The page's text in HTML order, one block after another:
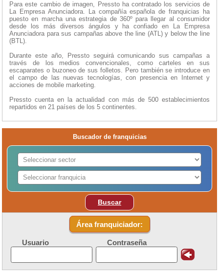
Para este cambio de imagen, Pressto ha contratado los servicios de
La Empresa Anunciadora. La compañía española de franquicias ha
puesto en marcha una estrategia de 360º para llegar al consumidor
desde los más diversos ángulos y ha confiado en La Empresa
Anunciadora para sus campañas above the line (ATL) y below the line
(BTL).
Durante este año, Pressto seguirá comunicando sus campañas a
través de los medios convencionales, como carteles en sus
escaparates o buzoneo de sus folletos. Pero también se introduce en
el campo de las nuevas tecnologías, con presencia en Internet y
acciones de mobile marketing.
Pressto cuenta en la actualidad con más de 500 establecimientos
repartidos en 21 países de los 5 continentes.
Buscador de franquicias
Buscar
Área franquiciador:
Usuario Contraseña